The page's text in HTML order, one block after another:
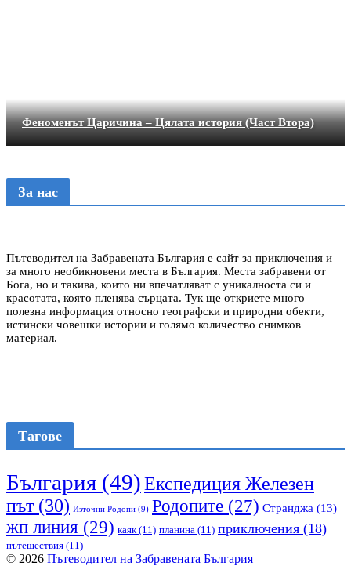
Феноменът Царичина – Цялата история (Част Втора)
За нас
Пътеводител на Забравената България е сайт за приключения и
за много необикновени места в България. Места забравени от
Бога, но и такива, които ни впечатляват с уникалноста си и
красотата, която пленява сърцата. Тук ще откриете много
полезна информация относно географски и природни обекти,
истински човешки истории и голямо количество снимков
материал.
Тагове
България (49)Експедиция Железен
път(30) Източни Родопи (9) Родопите (27) Странджа (13)
жп линия (29) каяк (11) планина (11) приключения (18)
пътешествия (11)
© 2026 Пътеводител на Забравената България